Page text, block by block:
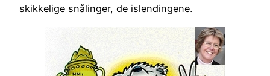
skikkelige snålinger, de islendingene.